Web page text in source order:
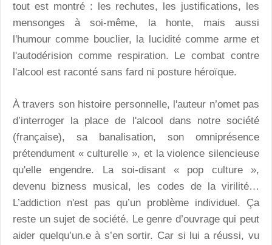
tout est montré : les rechutes, les justifications, les
mensonges à soi-même, la honte, mais aussi
l'humour comme bouclier, la lucidité comme arme et
l'autodérision comme respiration. Le combat contre
l'alcool est raconté sans fard ni posture héroïque.
À travers son histoire personnelle, l'auteur n’omet pas
d’interroger la place de l'alcool dans notre société
(française), sa banalisation, son omniprésence
prétendument « culturelle », et la violence silencieuse
qu'elle engendre. La soi-disant « pop culture »,
devenu bizness musical, les codes de la virilité…
L’addiction n'est pas qu’un problème individuel. Ça
reste un sujet de société. Le genre d’ouvrage qui peut
aider quelqu’un.e à s’en sortir. Car si lui a réussi, vu